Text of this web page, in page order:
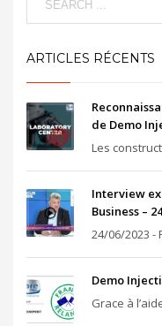
ARTICLES RÉCENTS
de Demo
Les
Interview
Business –
24/06/2023 -
Demo
Grace à